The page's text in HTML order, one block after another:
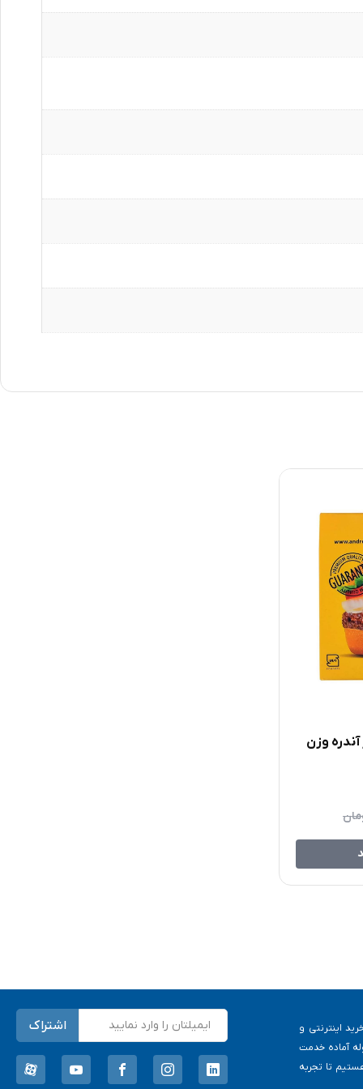
آندره وزن
فرهنگ خرید اینترنتی و
آماده خدمت
تا تجربه